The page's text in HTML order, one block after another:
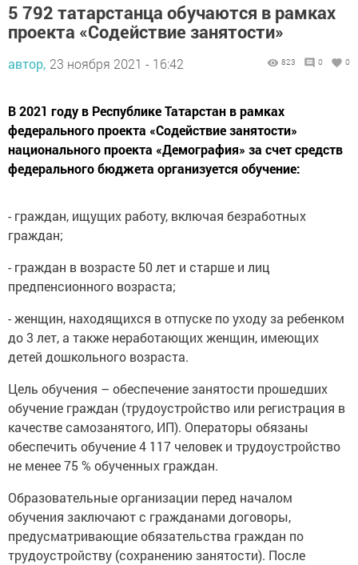
5 792 татарстанца обучаются в рамках
проекта «Содействие занятости»
автор, 23 ноября 2021 - 16:42 823 0 0
В 2021 году в Республике Татарстан в рамках
федерального проекта «Содействие занятости»
национального проекта «Демография» за счет средств
федерального бюджета организуется обучение:
- граждан, ищущих работу, включая безработных
граждан;
- граждан в возрасте 50 лет и старше и лиц
предпенсионного возраста;
- женщин, находящихся в отпуске по уходу за ребенком
до 3 лет, а также неработающих женщин, имеющих
детей дошкольного возраста.
Цель обучения – обеспечение занятости прошедших
обучение граждан (трудоустройство или регистрация в
качестве самозанятого, ИП). Операторы обязаны
обеспечить обучение 4 117 человек и трудоустройство
не менее 75 % обученных граждан.
Образовательные организации перед началом
обучения заключают с гражданами договоры,
предусматривающие обязательства граждан по
трудоустройству (сохранению занятости). После